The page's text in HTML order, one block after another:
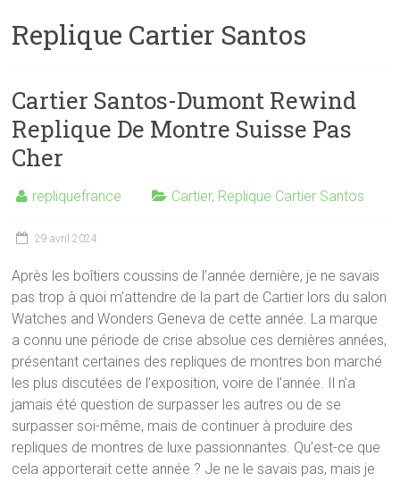
Replique Cartier Santos
Cartier Santos-Dumont Rewind
Replique De Montre Suisse Pas
Cher
repliquefrance Cartier, Replique Cartier Santos
29 avril 2024
Après les boîtiers coussins de l’année dernière, je ne savais
pas trop à quoi m’attendre de la part de Cartier lors du salon
Watches and Wonders Geneva de cette année. La marque
a connu une période de crise absolue ces dernières années,
présentant certaines des repliques de montres bon marché
les plus discutées de l’exposition, voire de l’année. Il n’a
jamais été question de surpasser les autres ou de se
surpasser soi-même, mais de continuer à produire des
repliques de montres de luxe passionnantes. Qu’est-ce que
cela apporterait cette année ? Je ne le savais pas, mais je